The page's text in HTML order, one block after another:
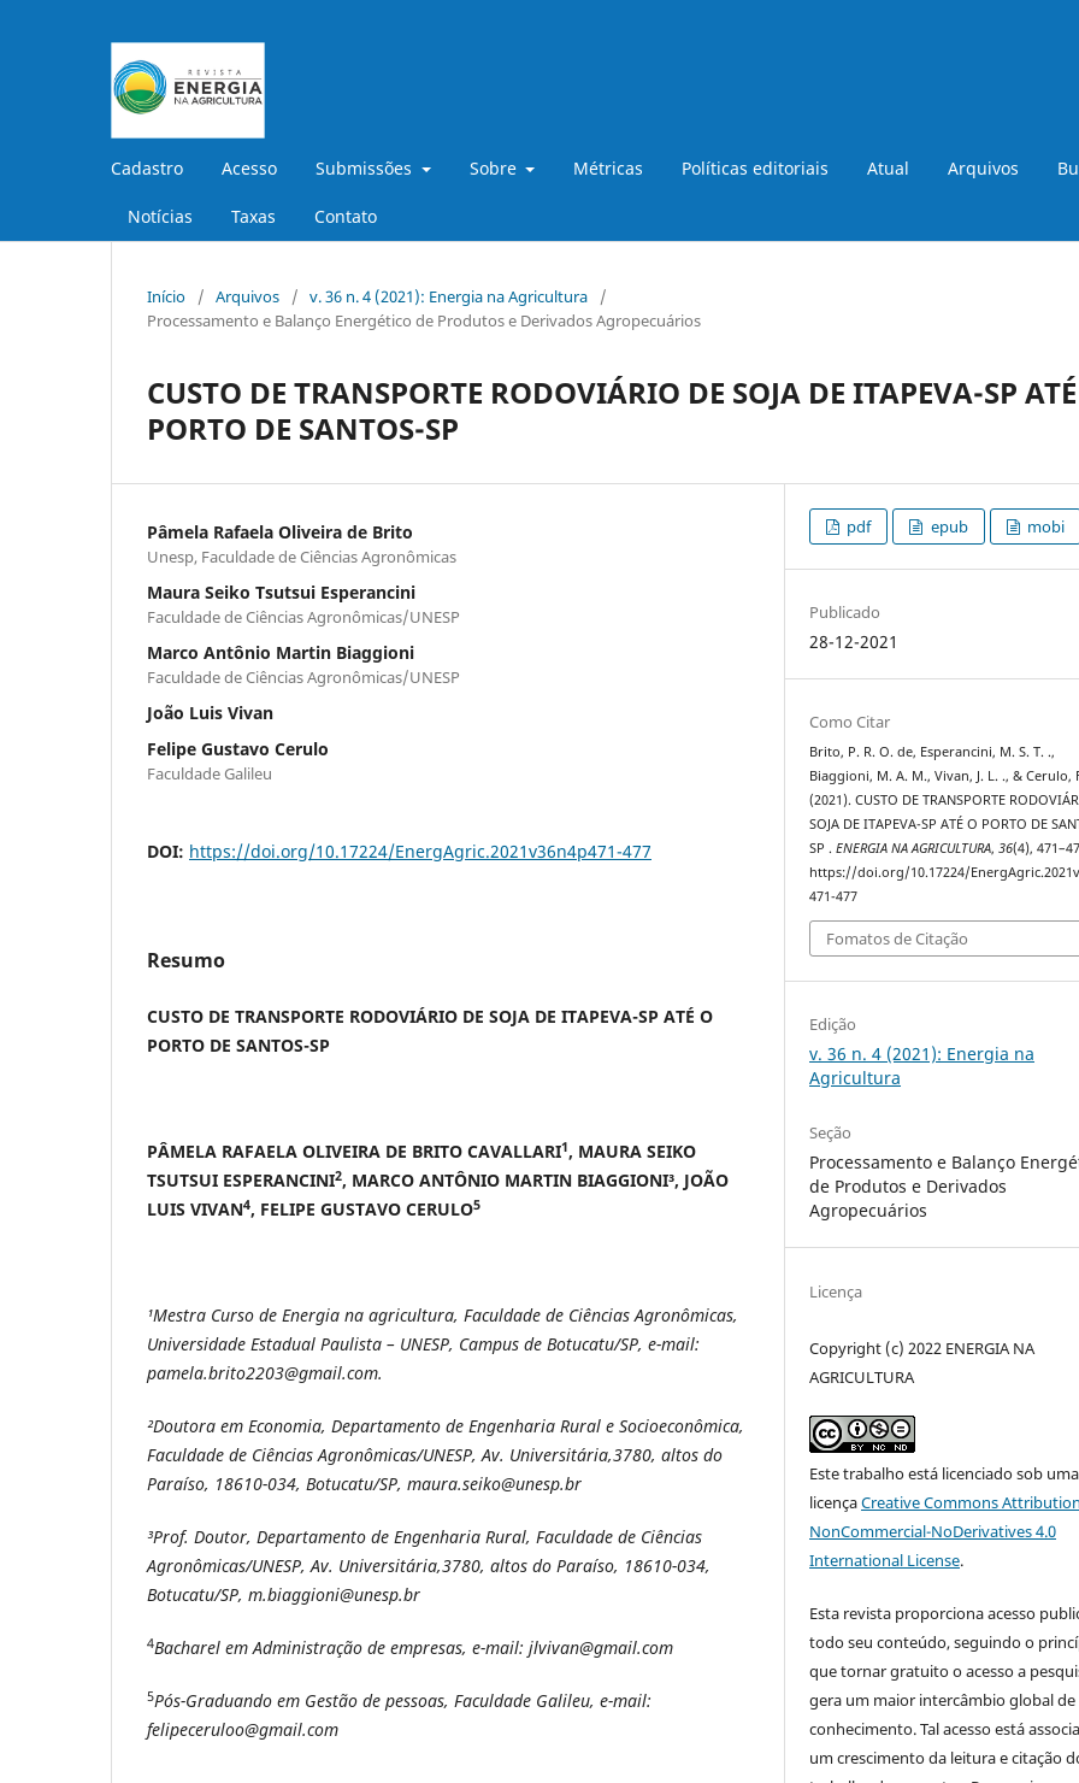
Cadastro Acesso Submissões Sobre Métricas Políticas editoriais Atual Arquivos
Notícias Taxas Contato
Início / Arquivos / v. 36 n. 4 (2021): Energia na Agricultura
/
Processamento e Balanço Energético de Produtos e Derivados Agropecuários
CUSTO DE TRANSPORTE RODOVIÁRIO DE SOJA DE ITAPEVA-SP
PORTO DE SANTOS-SP
Pâmela Rafaela Oliveira de Brito
Unesp, Faculdade de Ciências Agronômicas
Maura Seiko Tsutsui Esperancini
Faculdade de Ciências Agronômicas/UNESP
Marco Antônio Martin Biaggioni
Faculdade de Ciências Agronômicas/UNESP
João Luis Vivan
Felipe Gustavo Cerulo
Faculdade Galileu
DOI: https://doi.org/10.17224/EnergAgric.2021v36n4p471-477
Resumo
CUSTO DE TRANSPORTE RODOVIÁRIO DE SOJA DE ITAPEVA-SP ATÉ O
PORTO DE SANTOS-SP
PÂMELA RAFAELA OLIVEIRA DE BRITO CAVALLARI1, MAURA SEIKO
TSUTSUI ESPERANCINI2, MARCO ANTÔNIO MARTIN BIAGGIONI³, JOÃO
LUIS VIVAN4, FELIPE GUSTAVO CERULO5
¹Mestra Curso de Energia na agricultura, Faculdade de Ciências Agronômicas,
Universidade Estadual Paulista – UNESP, Campus de Botucatu/SP, e-mail:
pamela.brito2203@gmail.com.
²Doutora em Economia, Departamento de Engenharia Rural e Socioeconômica,
Faculdade de Ciências Agronômicas/UNESP, Av. Universitária,3780, altos do
Paraíso, 18610-034, Botucatu/SP, maura.seiko@unesp.br
³Prof. Doutor, Departamento de Engenharia Rural, Faculdade de Ciências
Agronômicas/UNESP, Av. Universitária,3780, altos do Paraíso, 18610-034,
Botucatu/SP, m.biaggioni@unesp.br
4Bacharel em Administração de empresas, e-mail: jlvivan@gmail.com
5Pós-Graduando em Gestão de pessoas, Faculdade Galileu, e-mail:
felipeceruloo@gmail.com
pdf epub mobi
Publicado
28-12-2021
Como Citar
Brito, P. R. O. de, Esperancini, M. S. T. .,
Biaggioni, M. A. M., Vivan, J. L. ., & Cerulo,
(2021). CUSTO DE TRANSPORTE
SOJA DE ITAPEVA-SP ATÉ O PORTO DE
SP .ENERGIA NA AGRICULTURA,36(4),
https://doi.org/10.17224/
471-477
Fomatos de Citação
Edição
v. 36 n. 4 (2021): Energia na
Agricultura
Seção
Processamento e Balanço
de Produtos e Derivados
Agropecuários
Licença
Copyright (c) 2022 ENERGIA NA
AGRICULTURA
Este trabalho está licenciado sob uma
licençaCreative Commons
NonCommercial-NoDerivatives 4.0
International License.
Esta revista proporciona acesso
todo seu conteúdo, seguindo o
que tornar gratuito o acesso a
gera um maior intercâmbio global de
conhecimento. Tal acesso está
um crescimento da leitura e citação